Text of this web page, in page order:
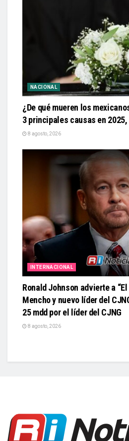
NACIONAL
¿De qué mueren los
3 principales causas en 2025,
8 agosto, 2026
INTERNACIONAL
Ronald Johnson advierte a
Mencho y nuevo líder del
25 mdd por el líder del CJNG
8 agosto, 2026